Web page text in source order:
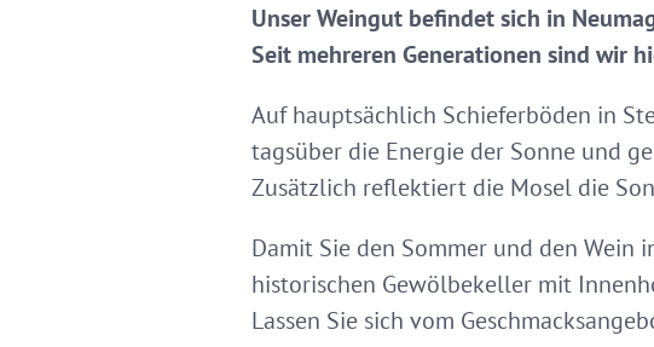
Unser Weingut befindet sich in
Seit mehreren Generationen sind wir
Auf hauptsächlich Schieferböden in
tagsüber die Energie der Sonne und
Zusätzlich reflektiert die Mosel die
Damit Sie den Sommer und den Wein
historischen Gewölbekeller mit
Lassen Sie sich vom